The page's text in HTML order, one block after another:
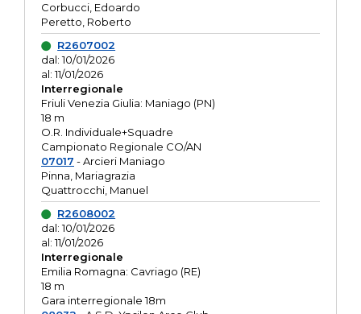
Corbucci, Edoardo
Peretto, Roberto
R2607002
dal: 10/01/2026
al: 11/01/2026
Interregionale
Friuli Venezia Giulia: Maniago (PN)
18 m
O.R. Individuale+Squadre
Campionato Regionale CO/AN
07017 - Arcieri Maniago
Pinna, Mariagrazia
Quattrocchi, Manuel
R2608002
dal: 10/01/2026
al: 11/01/2026
Interregionale
Emilia Romagna: Cavriago (RE)
18 m
Gara interregionale 18m